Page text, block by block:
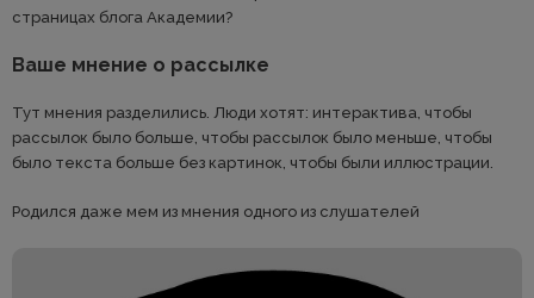
страницах блога Академии?
Ваше мнение о рассылке
Тут мнения разделились. Люди хотят: интерактива, чтобы
рассылок было больше, чтобы рассылок было меньше, чтобы
было текста больше без картинок, чтобы были иллюстрации.
Родился даже мем из мнения одного из слушателей